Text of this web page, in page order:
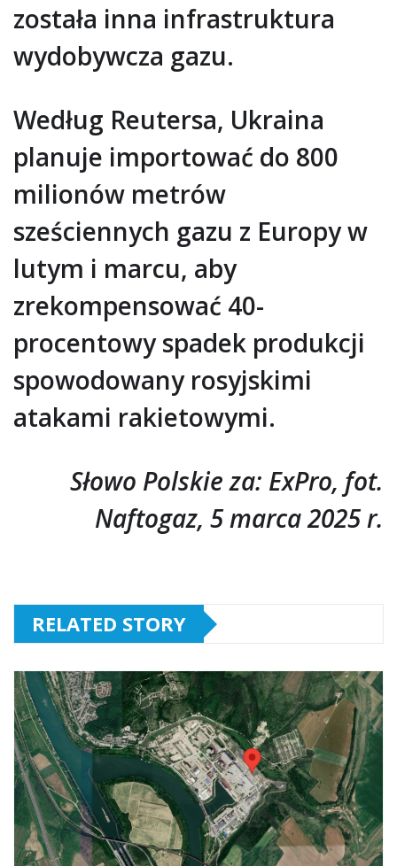
została inna infrastruktura
wydobywcza gazu.
Według Reutersa, Ukraina
planuje importować do 800
milionów metrów
sześciennych gazu z Europy w
lutym i marcu, aby
zrekompensować 40-
procentowy spadek produkcji
spowodowany rosyjskimi
atakami rakietowymi.
Słowo Polskie za: ExPro, fot.
Naftogaz, 5 marca 2025 r.
RELATED STORY